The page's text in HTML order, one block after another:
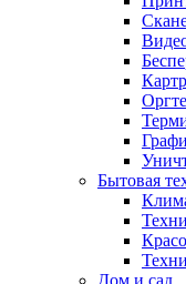
Бытовая
Дом и сад